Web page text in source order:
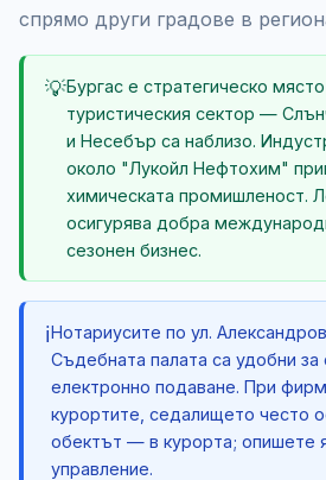
спрямо други градове в
💡Бургас е стратегическо
туристическия сектор —
и Несебър са наблизо.
около "Лукойл Нефтохим"
химическата промишленост.
осигурява добра
сезонен бизнес.
ℹ️Нотариусите по ул.
Съдебната палата са удобни
електронно подаване. При
курортите, седалището често
обектът — в курорта; опишете
управление.